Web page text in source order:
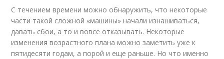
С течением времени можно обнаружить, что некоторые
части такой сложной «машины» начали изнашиваться,
давать сбои, а то и вовсе отказывать. Некоторые
изменения возрастного плана можно заметить уже к
пятидесяти годам, а порой и еще раньше. Но что именно